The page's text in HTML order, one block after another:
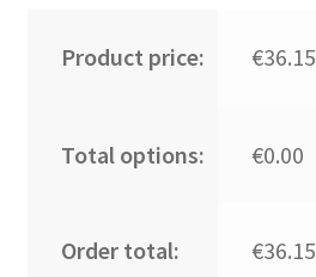
Product price: €36.15
Total options: €0.00
Order total: €36.15